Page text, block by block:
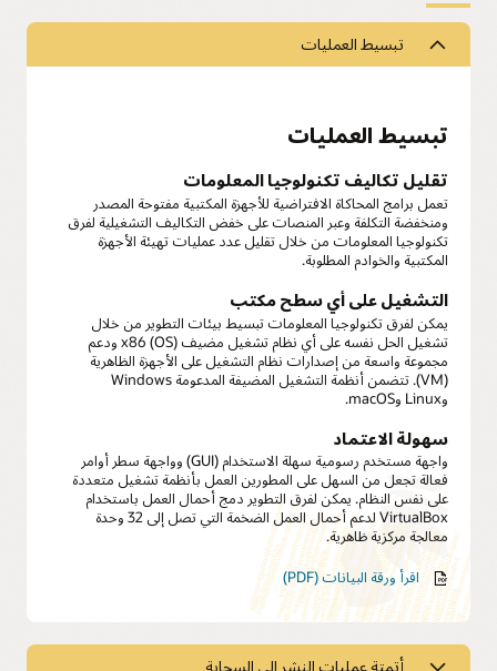
تبسيط العمليات
تبسيط العمليات
تقليل تكاليف تكنولوجيا المعلومات
تعمل برامج المحاكاة الافتراضية للأجهزة المكتبية مفتوحة المصدر
ومنخفضة التكلفة وعبر المنصات على خفض التكاليف التشغيلية لفرق
تكنولوجيا المعلومات من خلال تقليل عدد عمليات تهيئة الأجهزة
المكتبية والخوادم المطلوبة.
التشغيل على أي سطح مكتب
يمكن لفرق تكنولوجيا المعلومات تبسيط بيئات التطوير من خلال
تشغيل الحل نفسه على أي نظام تشغيل مضيف x86 (OS) ودعم
مجموعة واسعة من إصدارات نظام التشغيل على الأجهزة الظاهرية
(VM). تتضمن أنظمة التشغيل المضيفة المدعومة Windows
وLinux وmacOS.
سهولة الاعتماد
واجهة مستخدم رسومية سهلة الاستخدام (GUI) وواجهة سطر أوامر
فعالة تجعل من السهل على المطورين العمل بأنظمة تشغيل متعددة
على نفس النظام. يمكن لفرق التطوير دمج أحمال العمل باستخدام
VirtualBox لدعم أحمال العمل الضخمة التي تصل إلى 32 وحدة
معالجة مركزية ظاهرية.
اقرأ ورقة البيانات (PDF)
أتمتة عمليات النشر إلى السحابة